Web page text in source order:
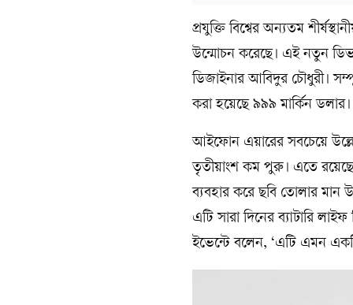
প্রযুক্তি বিশ্বের অন্যতম
উন্মোচন করেছে। এই নতুন
ডিজাইনার আবিদুর চৌধুরী।
করা হয়েছে ৯৯৯ মার্কিন ডলার।
আইফোন এয়ারের সবচেয়ে
তৃতীয়াংশ কম পুরু। এতে রয়েছে
ব্যবহার করে ছবি তোলার মান
এটি সারা দিনের ব্যাটারি
ইভেন্টে বলেন, ‘এটি এমন